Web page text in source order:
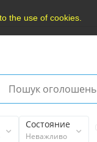
the use of cookies.
Состояние
Неважливо